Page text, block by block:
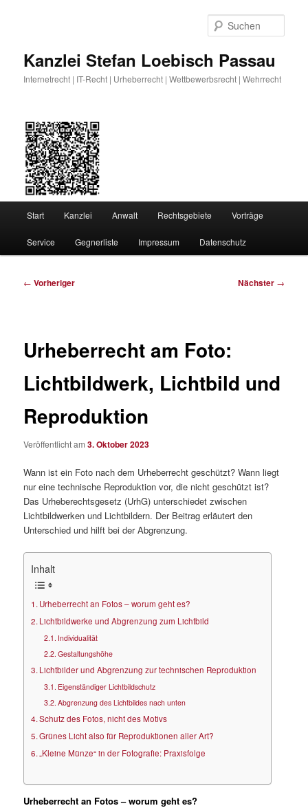
Kanzlei Stefan Loebisch Passau
Internetrecht | IT-Recht | Urheberrecht | Wettbewerbsrecht | Wehrrecht
Start Kanzlei Anwalt Rechtsgebiete Vorträge
Service Gegnerliste Impressum Datenschutz
Beitragsnavigation
← Vorheriger Nächster →
Urheberrecht am Foto:
Lichtbildwerk, Lichtbild und
Reproduktion
Veröffentlicht am3. Oktober 2023
Wann ist ein Foto nach dem Urheberrecht geschützt? Wann liegt
nur eine technische Reproduktion vor, die nicht geschützt ist?
Das Urheberechtsgesetz (UrhG) unterschiedet zwischen
Lichtbildwerken und Lichtbildern. Der Beitrag erläutert den
Unterschied und hilft bei der Abgrenzung.
Inhalt
Urheberrecht an Fotos – worum geht es?
Lichtbildwerke und Abgrenzung zum Lichtbild
Individualität
Gestaltungshöhe
Lichtbilder und Abgrenzung zur technischen Reproduktion
Eigenständiger Lichtbildschutz
Abgrenzung des Lichtbildes nach unten
Schutz des Fotos, nicht des Motivs
Grünes Licht also für Reproduktionen aller Art?
„Kleine Münze“ in der Fotografie: Praxisfolge
Urheberrecht an Fotos – worum geht es?